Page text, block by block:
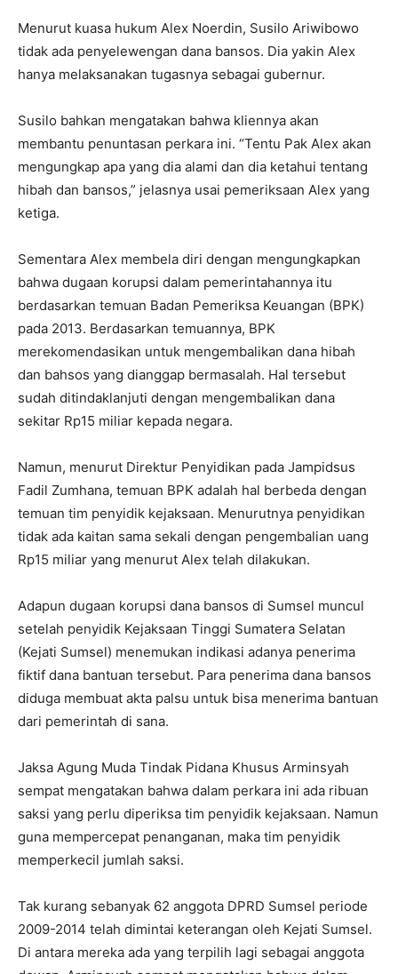
Menurut kuasa hukum Alex Noerdin, Susilo Ariwibowo
tidak ada penyelewengan dana bansos. Dia yakin Alex
hanya melaksanakan tugasnya sebagai gubernur.
Susilo bahkan mengatakan bahwa kliennya akan
membantu penuntasan perkara ini. “Tentu Pak Alex akan
mengungkap apa yang dia alami dan dia ketahui tentang
hibah dan bansos,” jelasnya usai pemeriksaan Alex yang
ketiga.
Sementara Alex membela diri dengan mengungkapkan
bahwa dugaan korupsi dalam pemerintahannya itu
berdasarkan temuan Badan Pemeriksa Keuangan (BPK)
pada 2013. Berdasarkan temuannya, BPK
merekomendasikan untuk mengembalikan dana hibah
dan bahsos yang dianggap bermasalah. Hal tersebut
sudah ditindaklanjuti dengan mengembalikan dana
sekitar Rp15 miliar kepada negara.
Namun, menurut Direktur Penyidikan pada Jampidsus
Fadil Zumhana, temuan BPK adalah hal berbeda dengan
temuan tim penyidik kejaksaan. Menurutnya penyidikan
tidak ada kaitan sama sekali dengan pengembalian uang
Rp15 miliar yang menurut Alex telah dilakukan.
Adapun dugaan korupsi dana bansos di Sumsel muncul
setelah penyidik Kejaksaan Tinggi Sumatera Selatan
(Kejati Sumsel) menemukan indikasi adanya penerima
fiktif dana bantuan tersebut. Para penerima dana bansos
diduga membuat akta palsu untuk bisa menerima bantuan
dari pemerintah di sana.
Jaksa Agung Muda Tindak Pidana Khusus Arminsyah
sempat mengatakan bahwa dalam perkara ini ada ribuan
saksi yang perlu diperiksa tim penyidik kejaksaan. Namun
guna mempercepat penanganan, maka tim penyidik
memperkecil jumlah saksi.
Tak kurang sebanyak 62 anggota DPRD Sumsel periode
2009-2014 telah dimintai keterangan oleh Kejati Sumsel.
Di antara mereka ada yang terpilih lagi sebagai anggota